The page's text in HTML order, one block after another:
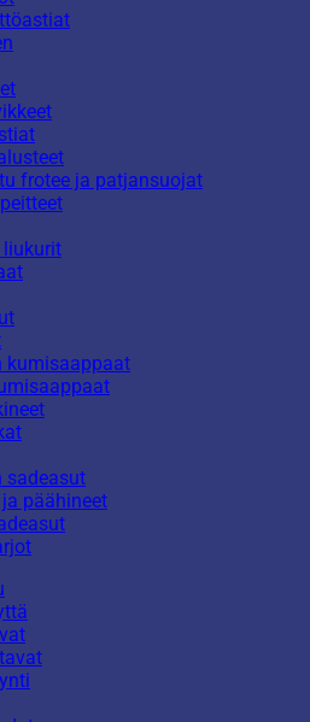
frotee ja patjansuojat
liukurit
kumisaappaat
sadeasut
päähineet